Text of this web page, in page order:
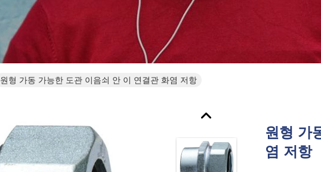
원형 가동 가능한 도관 이음쇠 안 이 연결관 화염 저항
원형 가
염 저항